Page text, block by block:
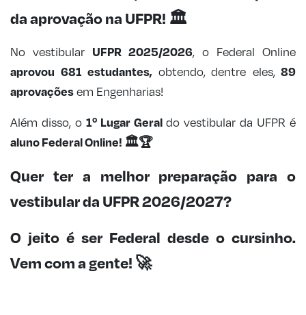
da aprovação na UFPR! 🏛️
No vestibular UFPR 2025/2026, o Federal Online
aprovou 681 estudantes, obtendo, dentre eles, 89
aprovaçõesem Engenharias!
Além disso, o 1º Lugar Geraldo vestibular da UFPR é
aluno Federal Online! 🏛️🏆
Quer ter a melhor preparação para o
vestibular da UFPR 2026/2027?
O jeito é ser Federal desde o cursinho.
Vem com a gente! 🚀